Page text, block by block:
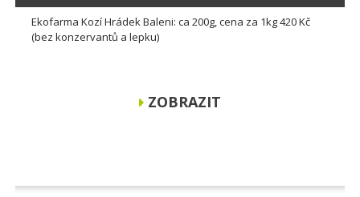
Ekofarma Kozí Hrádek Baleni: ca 200g, cena za 1kg 420 Kč
(bez konzervantů a lepku)
ZOBRAZIT